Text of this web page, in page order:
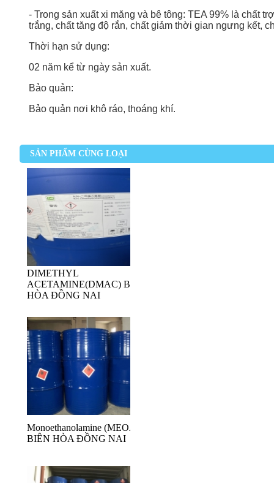
- Trong sản xuất xi măng và bê tông: TEA 99% là chất
trắng, chất tăng độ rắn, chất giảm thời gian ngưng kết,
Thời hạn sử dụng:
02 năm kể từ ngày sản xuất.
Bảo quản:
Bảo quản nơi khô ráo, thoáng khí.
SẢN PHẨM CÙNG LOẠI
DIMETHYL
ACETAMINE(DMAC) BIÊN
HÒA ĐỒNG NAI
Monoethanolamine (MEOA)
BIÊN HÒA ĐỒNG NAI